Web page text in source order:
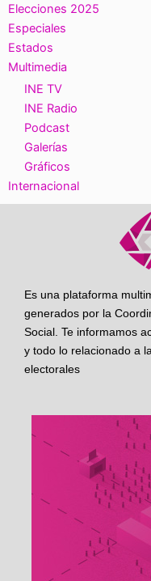
Elecciones 2025
Especiales
Estados
Multimedia
INE TV
INE Radio
Podcast
Galerías
Gráficos
Internacional
Es una plataforma
generados por la
Social. Te informamos
y todo lo relacionado a
electorales